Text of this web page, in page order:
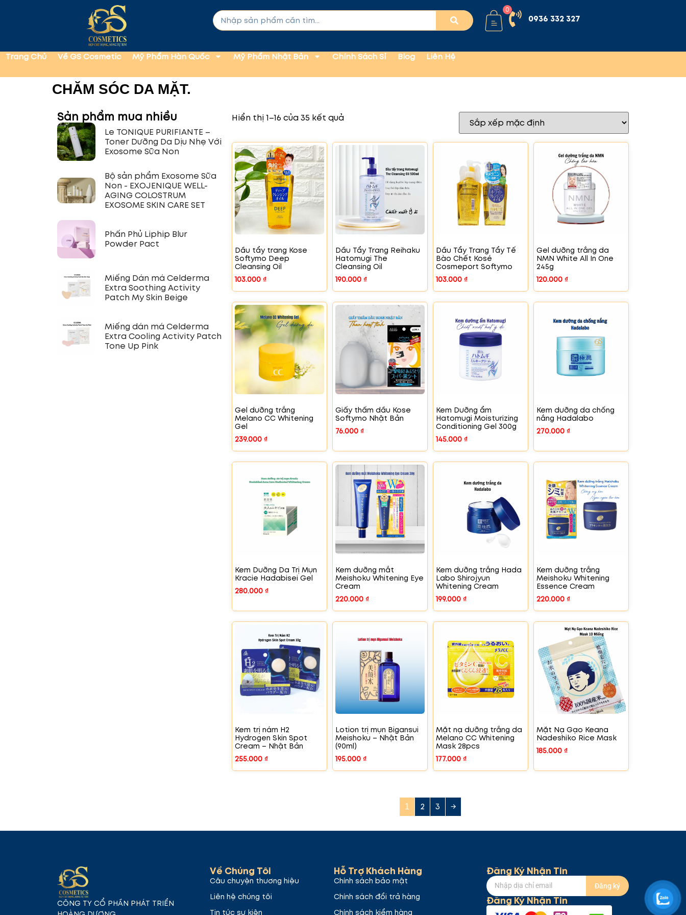
0
0936 332 327
Trang Chủ Về GS Cosmetic Mỹ Phẩm Hàn Quốc Mỹ Phẩm Nhật Bản Chính Sách Sỉ Blog Liên Hệ
CHĂM SÓC DA MẶT.
Sản phẩm mua nhiều
Le TONIQUE PURIFIANTE –
Toner Dưỡng Da Dịu Nhẹ Với
Exosome Sữa Non
Bộ sản phẩm Exosome Sữa
Non - EXOJENIQUE WELL-
AGING COLOSTRUM
EXOSOME SKIN CARE SET
Phấn Phủ Liphip Blur
Powder Pact
Miếng Dán má Celderma
Extra Soothing Activity
Patch My Skin Beige
Miếng dán má Celderma
Extra Cooling Activity Patch
Tone Up Pink
Hiển thị 1–16 của 35 kết quả
Dầu tẩy trang Kose
Softymo Deep
Cleansing Oil
103.000 ₫
Dầu Tẩy Trang Reihaku
Hatomugi The
Cleansing Oil
190.000 ₫
Dầu Tẩy Trang Tẩy Tế
Bào Chết Kosé
Cosmeport Softymo
103.000 ₫
Gel dưỡng trắng da
NMN White All In One
245g
120.000 ₫
Gel dưỡng trắng
Melano CC Whitening
Gel
239.000 ₫
Giấy thấm dầu Kose
Softymo Nhật Bản
76.000 ₫
Kem Dưỡng ẩm
Hatomugi Moisturizing
Conditioning Gel 300g
145.000 ₫
Kem dưỡng da chống
nắng Hadalabo
270.000 ₫
Kem Dưỡng Da Trị Mụn
Kracie Hadabisei Gel
280.000 ₫
Kem dưỡng mắt
Meishoku Whitening Eye
Cream
220.000 ₫
Kem dưỡng trắng Hada
Labo Shirojyun
Whitening Cream
199.000 ₫
Kem dưỡng trắng
Meishoku Whitening
Essence Cream
220.000 ₫
Kem trị nám H2
Hydrogen Skin Spot
Cream – Nhật Bản
255.000 ₫
Lotion trị mụn Bigansui
Meishoku – Nhật Bản
(90ml)
195.000 ₫
Mặt nạ dưỡng trắng da
Melano CC Whitening
Mask 28pcs
177.000 ₫
Mặt Nạ Gạo Keana
Nadeshiko Rice Mask
185.000 ₫
1 2 3 →
CÔNG TY CỔ PHẦN PHÁT TRIỂN
Về Chúng Tôi
Câu chuyện thương hiệu
Liên hệ chúng tôi
Tin tức sự kiện
Hỗ Trợ Khách Hàng
Chính sách bảo mật
Chính sách đổi trả hàng
Chính sách kiểm hàng
Đăng Ký Nhận Tin
Đăng ký
Đăng Ký Nhận Tin